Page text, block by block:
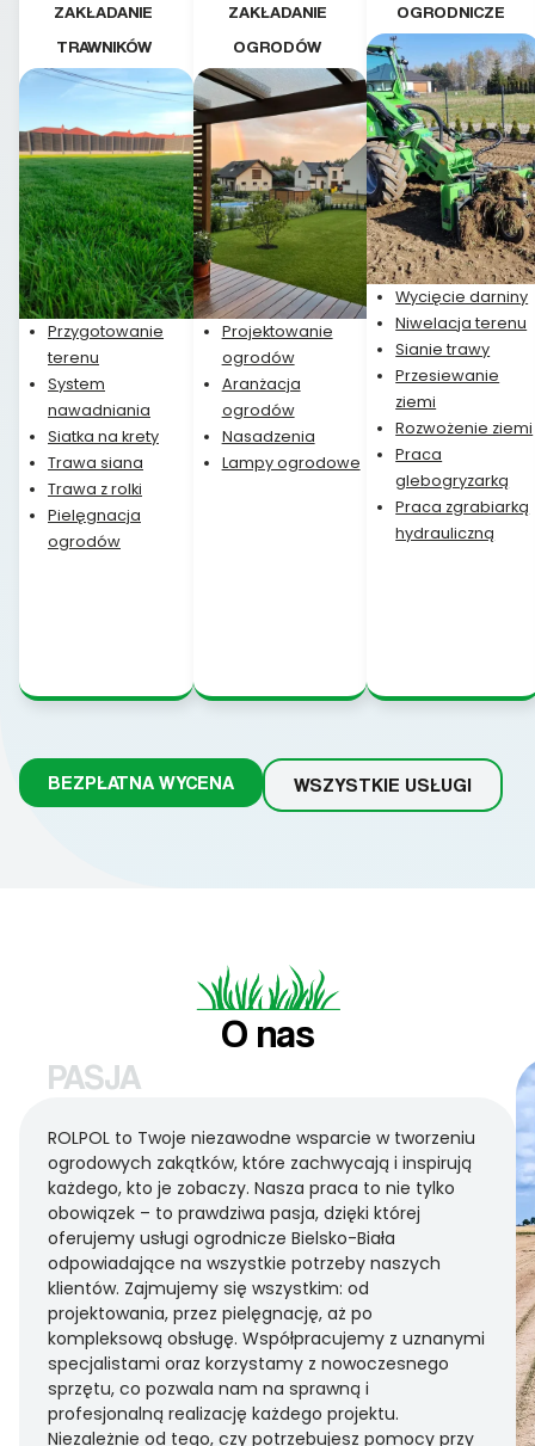
pięknym trawnikiem :)
A trawa robi efekt
WOW. Polecam firmę
ZAKŁADANIE
TRAWNIKÓW
Przygotowanie
terenu
System
nawadniania
Siatka na krety
Trawa siana
Trawa z rolki
Pielęgnacja
ogrodów
ZAKŁADANIE
OGRODÓW
Projektowanie
ogrodów
Aranżacja
ogrodów
Nasadzenia
Lampy ogrodowe
OGRODNICZE
Wycięcie darniny
Niwelacja terenu
Sianie trawy
Przesiewanie
ziemi
Rozwożenie ziemi
Praca
glebogryzarką
Praca zgrabiarką
hydrauliczną
BEZPŁATNA WYCENA WSZYSTKIE USŁUGI
O nas
PASJA
ROLPOL to Twoje niezawodne wsparcie w tworzeniu
ogrodowych zakątków, które zachwycają i inspirują
każdego, kto je zobaczy. Nasza praca to nie tylko
obowiązek – to prawdziwa pasja, dzięki której
oferujemy usługi ogrodnicze Bielsko-Biała
odpowiadające na wszystkie potrzeby naszych
klientów. Zajmujemy się wszystkim: od
projektowania, przez pielęgnację, aż po
kompleksową obsługę. Współpracujemy z uznanymi
specjalistami oraz korzystamy z nowoczesnego
sprzętu, co pozwala nam na sprawną i
profesjonalną realizację każdego projektu.
Niezależnie od tego, czy potrzebujesz pomocy przy